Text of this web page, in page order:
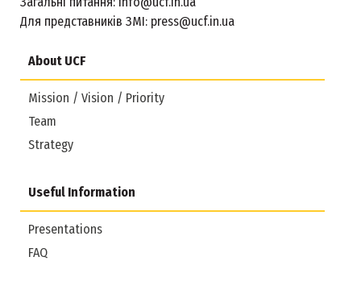
About UCF
Mission / Vision / Priority
Team
Strategy
Useful Information
Presentations
FAQ
Для представників ЗМІ: press@ucf.in.ua